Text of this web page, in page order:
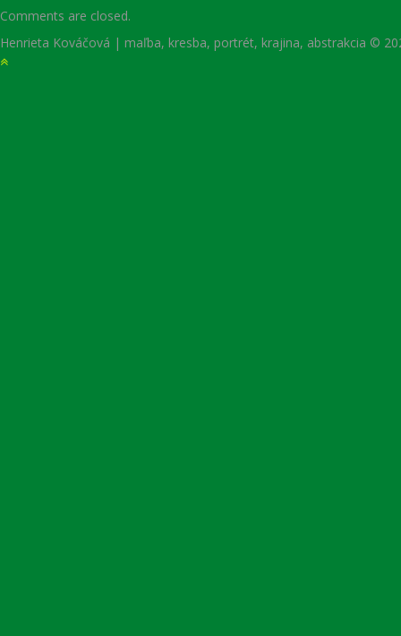
Comments are closed.
Henrieta Kováčová | maľba, kresba, portrét, krajina, abstrakcia ©